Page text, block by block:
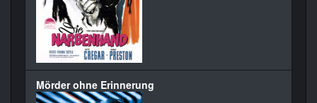
Mörder ohne Erinnerung